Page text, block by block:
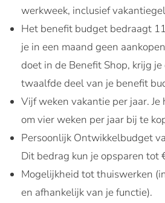
werkweek, inclusief
Het benefit budget bedraagt
je in een maand geen
doet in de Benefit Shop, krijg
twaalfde deel van je benefit
Vijf weken vakantie per jaar.
om vier weken per jaar bij te
Persoonlijk Ontwikkelbudget
Dit bedrag kun je opsparen tot
Mogelijkheid tot thuiswerken
en afhankelijk van je functie).